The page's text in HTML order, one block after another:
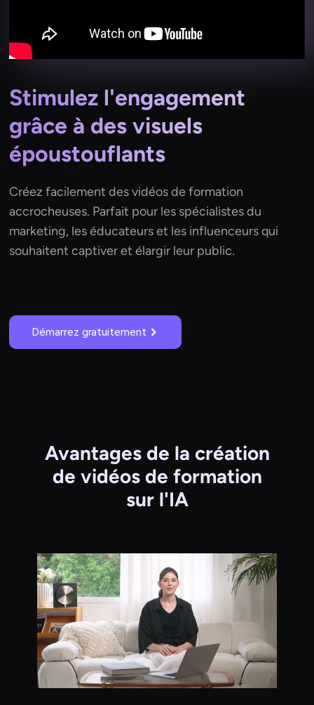
Stimulez l'engagement
grâce à des visuels
époustouflants
Créez facilement des vidéos de formation
accrocheuses. Parfait pour les spécialistes du
marketing, les éducateurs et les influenceurs qui
souhaitent captiver et élargir leur public.
Démarrez gratuitement
Avantages de la création
de vidéos de formation
sur l'IA